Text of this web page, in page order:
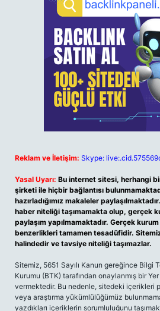
Reklam ve İletişim: Skype:
Yasal Uyarı: Bu internet sitesi, herhangi
şirketi ile hiçbir bağlantısı
hazırladığımız makaleler
haber niteliği taşımamakta olup, gerçek
paylaşım yapılmamaktadır. Gerçek
benzerlikleri tamamen tesadüfidir.
halindedir ve tavsiye niteliği taşımazlar.
Sitemiz, 5651 Sayılı Kanun gereğince Bilgi
Kurumu (BTK) tarafından onaylanmış bir
vermektedir. Bu nedenle, sitedeki içerikleri
veya araştırma yükümlülüğümüz
yazdıkları içeriklerin sorumluluğunu